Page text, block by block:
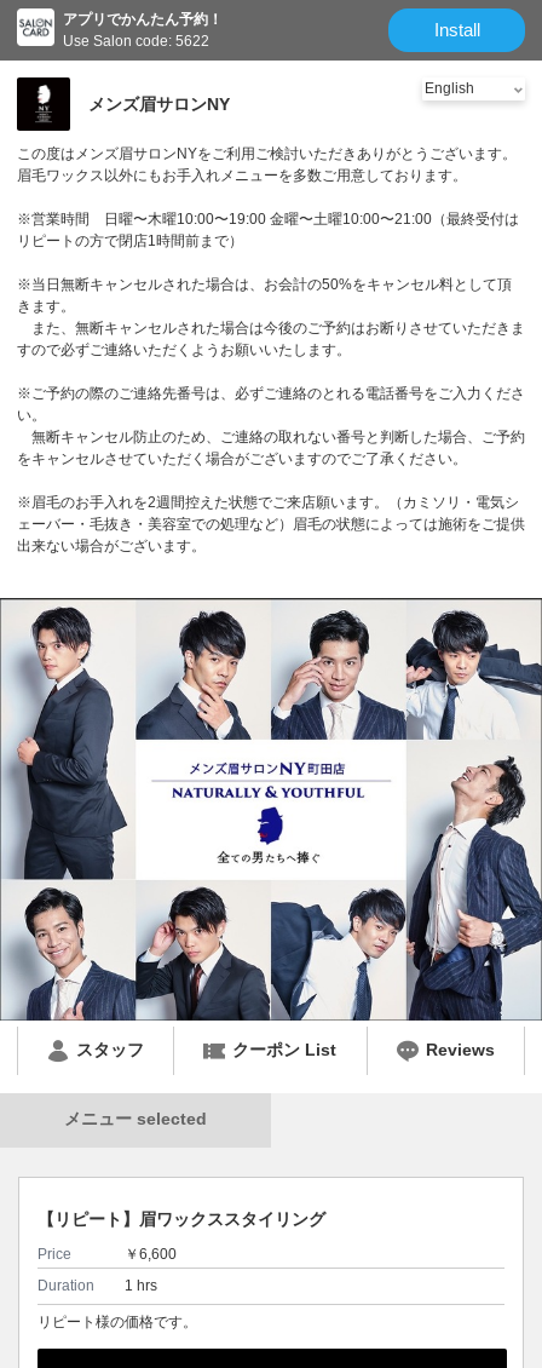
アプリでかんたん予約！
Use Salon code: 5622
Install
メンズ眉サロンNY
この度はメンズ眉サロンNYをご利用ご検討いただきありがとうございます。
眉毛ワックス以外にもお手入れメニューを多数ご用意しております。
※営業時間 日曜〜木曜10:00〜19:00 金曜〜土曜10:00〜21:00（最終受付は
リピートの方で閉店1時間前まで）
※当日無断キャンセルされた場合は、お会計の50%をキャンセル料として頂
きます。
また、無断キャンセルされた場合は今後のご予約はお断りさせていただきま
すので必ずご連絡いただくようお願いいたします。
※ご予約の際のご連絡先番号は、必ずご連絡のとれる電話番号をご入力くださ
い。
無断キャンセル防止のため、ご連絡の取れない番号と判断した場合、ご予約
をキャンセルさせていただく場合がございますのでご了承ください。
※眉毛のお手入れを2週間控えた状態でご来店願います。（カミソリ・電気シ
ェーバー・毛抜き・美容室での処理など）眉毛の状態によっては施術をご提供
出来ない場合がございます。
スタッフ クーポン List Reviews
メニュー selected
【リピート】眉ワックススタイリング
Price
￥6,600
Duration
1 hrs
リピート様の価格です。